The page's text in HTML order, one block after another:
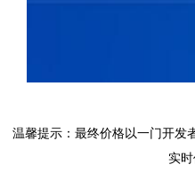
温馨提示：最终价格以一门开发
实时